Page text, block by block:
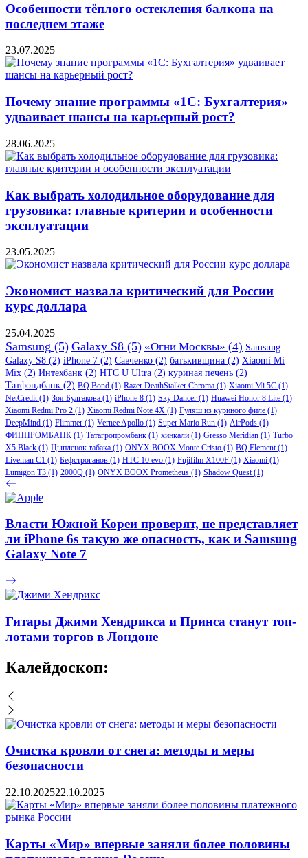
Особенности тёплого остекления балкона на
последнем этаже
23.07.2025
Почему знание программы «1С: Бухгалтерия»
удваивает шансы на карьерный рост?
28.06.2025
Как выбрать холодильное оборудование для
грузовика: главные критерии и особенности
эксплуатации
23.05.2025
Экономист назвала критический для России
курс доллара
25.04.2025
Samsung (5) Galaxy S8 (5) «Огни Москвы» (4) Samsung
Galaxy S8 (2) iPhone 7 (2) Савченко (2) батькивщина (2) Xiaomi Mi
Mix (2) Интехбанк (2) HTC U Ultra (2) куриная печень (2)
Татфондбанк (2) BQ Bond (1) Razer DeathStalker Chroma (1) Xiaomi Mi 5C (1)
NetCredit (1) Зоя Булгакова (1) iPhone 8 (1) Sky Dancer (1) Huawei Honor 8 Lite (1)
Xiaomi Redmi Pro 2 (1) Xiaomi Redmi Note 4X (1) Гуляш из куриного филе (1)
DeepMind (1) Flimmer (1) Vernee Apollo (1) Super Mario Run (1) AirPods (1)
ФИНПРОМБАНК (1) Татагропромбанк (1) хинкали (1) Gresso Meridian (1) Turbo
X5 Black (1) Цыпленок табака (1) ONYX BOOX Monte Cristo (1) BQ Element (1)
Liveman C1 (1) Бефстроганов (1) HTC 10 evo (1) Fujifilm X100F (1) Xiaomi (1)
Lumigon T3 (1) 2000Q (1) ONYX BOOX Prometheus (1) Shadow Quest (1)
Власти Южной Кореи проверят, не представляет
ли iPhone 6s такую же опасность, как и Samsung
Galaxy Note 7
Гитары Джими Хендрикса и Принса станут топ-
лотами торгов в Лондоне
Калейдоскоп:
Очистка кровли от снега: методы и меры
безопасности
22.10.202522.10.2025
Карты «Мир» впервые заняли более половины